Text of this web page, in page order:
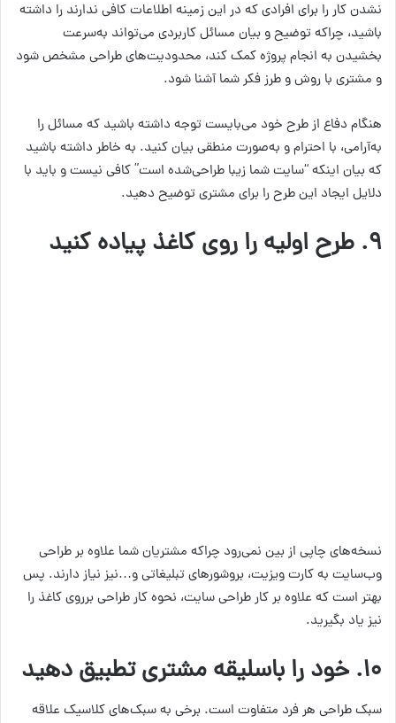
نشدن کار را برای افرادی که در این زمینه اطلاعات کافی ندارند را داشته
باشید، چراکه توضیح و بیان مسائل کاربردی می‌تواند به‌سرعت
بخشیدن به انجام پروژه کمک کند، محدودیت‌های طراحی مشخص شود
و مشتری با روش و طرز فکر شما آشنا شود.
هنگام دفاع از طرح خود می‌بایست توجه داشته باشید که مسائل را
به‌آرامی، با احترام و به‌صورت منطقی بیان کنید. به خاطر داشته باشید
که بیان اینکه “سایت شما زیبا طراحی‌شده است” کافی نیست و باید با
دلایل ایجاد این طرح را برای مشتری توضیح دهید.
۹. طرح اولیه را روی کاغذ پیاده کنید
نسخه‌های چاپی از بین نمی‌رود چراکه مشتریان شما علاوه بر طراحی
وب‌سایت به کارت ویزیت، بروشورهای تبلیغاتی و…نیز نیاز دارند. پس
بهتر است که علاوه بر کار طراحی سایت، نحوه کار طراحی برروی کاغذ را
نیز یاد بگیرید.
۱۰. خود را باسلیقه مشتری تطبیق دهید
سبک طراحی هر فرد متفاوت است. برخی به سبک‌های کلاسیک علاقه